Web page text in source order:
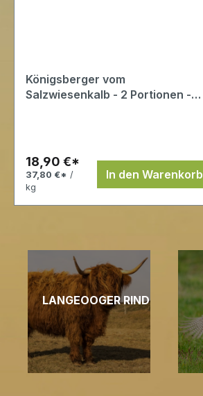
Königsberger vom
Salzwiesenkalb - 2 Portionen -
18,90 €*
37,80 €* /
kg
In den Warenkorb
LANGEOOGER RIND